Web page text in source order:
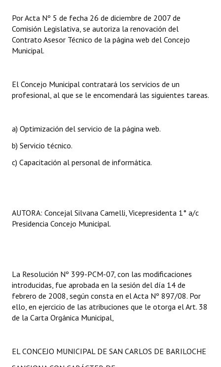
NORMATIVA
Comunicaciones
Declaraciones
Resoluciones de Presidencia
Antiguos Pobladores
Noticias Destacadas
Premio al Mérito - Registro
Periodistas Decanos - Registro
Ciudadano Ilustre - Registro
Banca del Vecino - Registro
Antiguos Pobladores - Registro
Por Acta Nº 5 de fecha 26 de diciembre de 2007 de
Comisión Legislativa, se autoriza la renovación del
Contrato Asesor Técnico de la página web del Concejo
Municipal.
El Concejo Municipal contratará los servicios de un
profesional, al que se le encomendará las siguientes tareas.
a) Optimización del servicio de la página web.
b) Servicio técnico.
c) Capacitación al personal de informática.
AUTORA: Concejal Silvana Camelli, Vicepresidenta 1° a/c
Presidencia Concejo Municipal.
La Resolución Nº 399-PCM-07, con las modificaciones
introducidas, fue aprobada en la sesión del día 14 de
febrero de 2008, según consta en el Acta Nº 897/08. Por
ello, en ejercicio de las atribuciones que le otorga el Art. 38
de la Carta Orgánica Municipal,
EL CONCEJO MUNICIPAL DE SAN CARLOS DE BARILOCHE